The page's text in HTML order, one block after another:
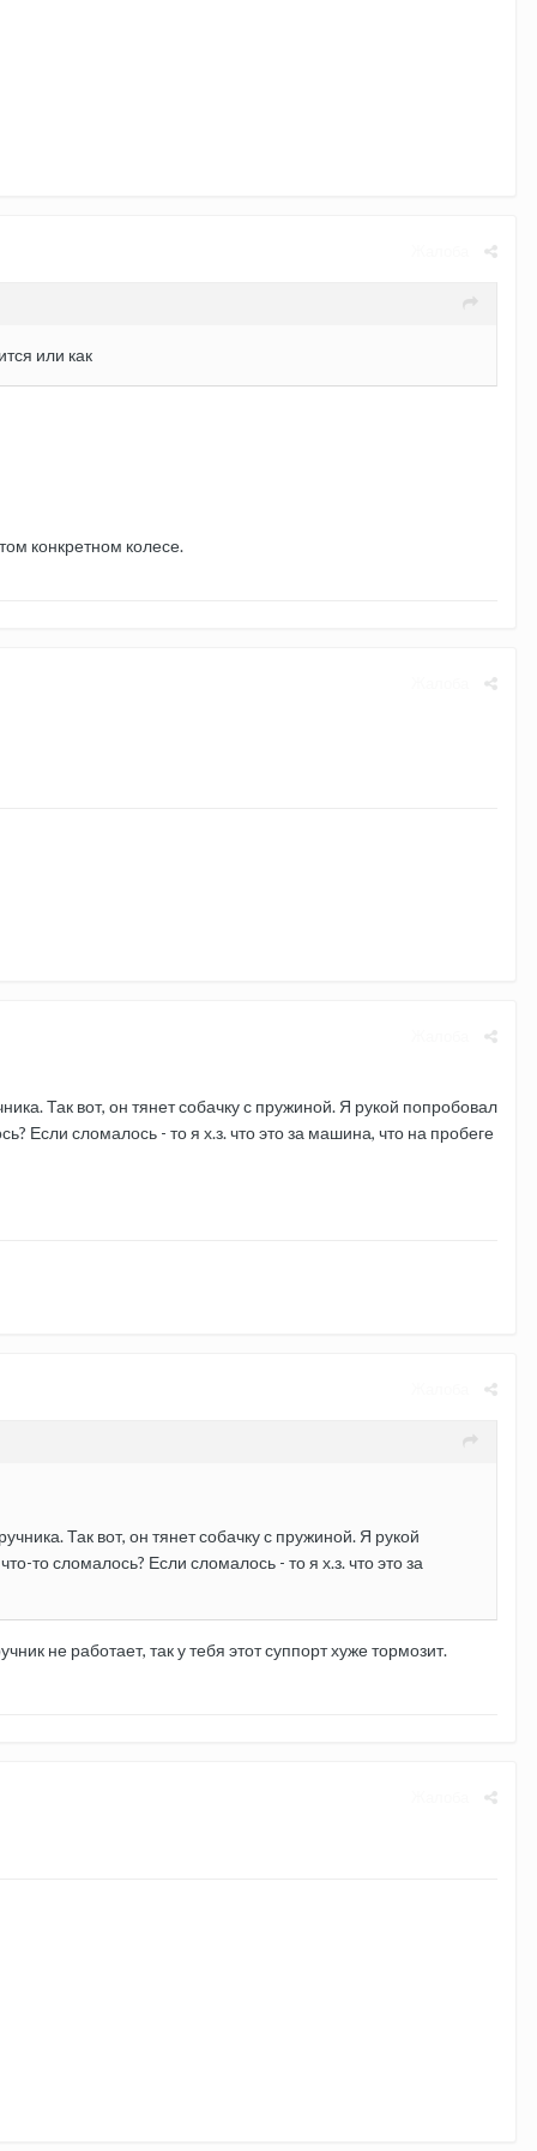
или как
конкретном колесе.
Так вот, он тянет собачку с пружиной. Я рукой попробовал
Если сломалось - то я х.з. что это за машина, что на пробеге
Так вот, он тянет собачку с пружиной. Я рукой
то сломалось? Если сломалось - то я х.з. что это за
не работает, так у тебя этот суппорт хуже тормозит.